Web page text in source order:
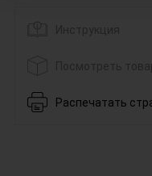
Распечатать